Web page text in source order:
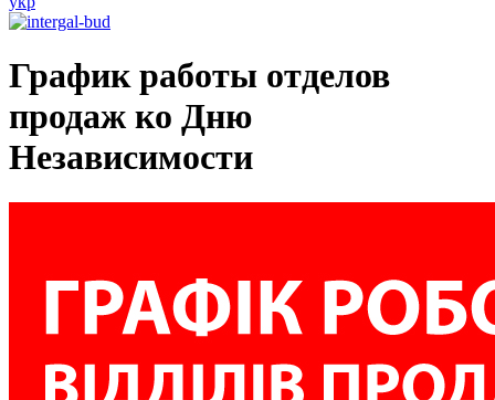
График работы отделов
продаж ко Дню
Независимости